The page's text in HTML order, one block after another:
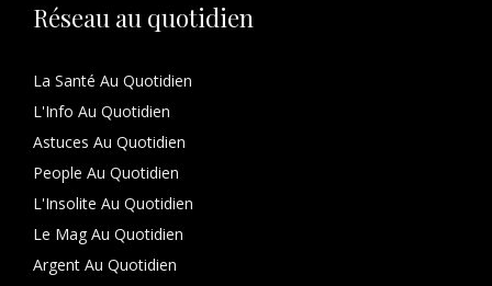
Réseau au quotidien
La Santé Au Quotidien
L'Info Au Quotidien
Astuces Au Quotidien
People Au Quotidien
L'Insolite Au Quotidien
Le Mag Au Quotidien
Argent Au Quotidien